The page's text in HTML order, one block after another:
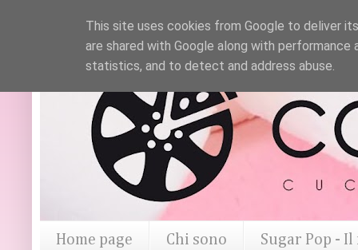
Home page Chi sono Sugar Pop -
This site uses cookies from Google to deliver
are shared with Google along with
statistics, and to detect and address abuse.